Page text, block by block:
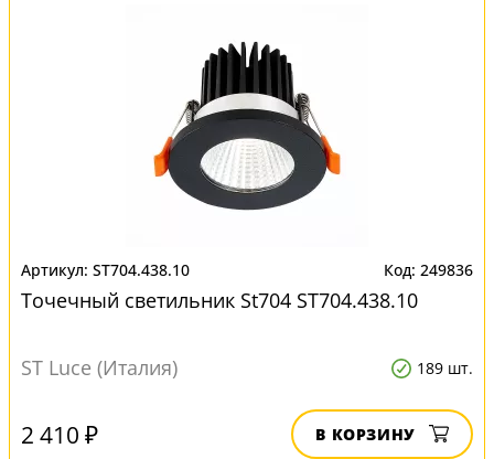
ST704.438.10 249836
Точечный светильник St704 ST704.438.10
ST Luce (Италия) 189 шт.
2 410 ₽ В КОРЗИНУ